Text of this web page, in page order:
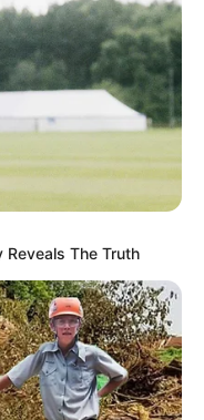
de
que Martin a un
des tonnes.
pas pouvoir jouer
de le remplacer
les répliques
propose à
va demander à
Reveals The Truth